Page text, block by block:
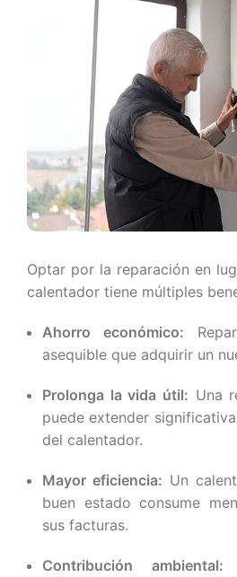
Optar por la reparación en
calentador tiene múltiples
Ahorro económico:
asequible que adquirir un
Prolonga la vida útil: Una
puede extender
del calentador.
Mayor eficiencia: Un
buen estado consume
sus facturas.
Contribución ambiental: